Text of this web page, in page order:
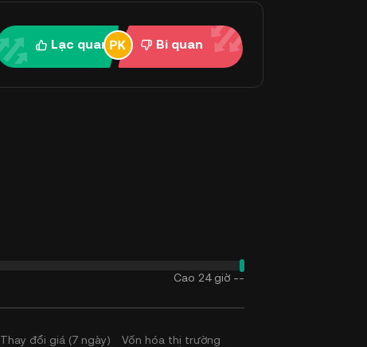
Lạc quan Bi quan
Cao 24 giờ --
Thay đổi giá (7 ngày) Vốn hóa thị trường